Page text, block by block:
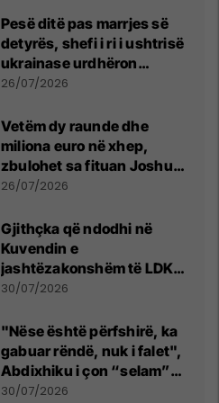
Pesë ditë pas marrjes së
detyrës, shefi i ri i ushtrisë
ukrainase urdhëron
kontroll të madh
26/07/2026
Vetëm dy raunde dhe
miliona euro në xhep,
zbulohet sa fituan Joshua
e Prenga
26/07/2026
Gjithçka që ndodhi në
Kuvendin e
jashtëzakonshëm të LDK-
së
30/07/2026
"Nëse është përfshirë, ka
gabuar rëndë, nuk i falet",
Abdixhiku i çon “selam”
Përparim Ramës
30/07/2026